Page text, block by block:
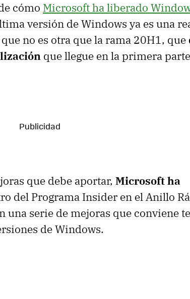
cómo Microsoft ha liberado
versión de Windows ya es una
no es otra que la rama 20H1, que
que llegue en la primera
que debe aportar, Microsoft ha
del Programa Insider en el Anillo
una serie de mejoras que conviene
de Windows.